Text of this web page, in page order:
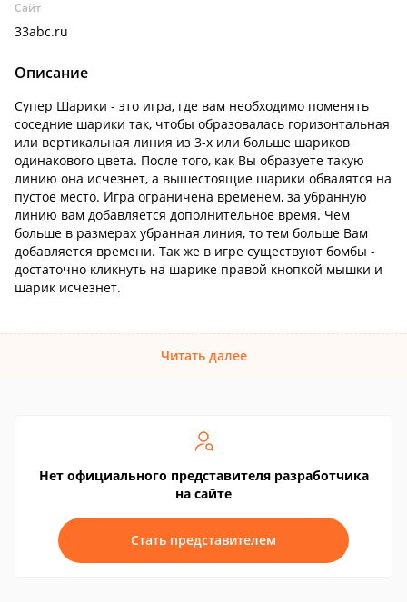
Сайт
33abc.ru
Описание
Супер Шарики - это игра, где вам необходимо поменять
соседние шарики так, чтобы образовалась горизонтальная
или вертикальная линия из 3-х или больше шариков
одинакового цвета. После того, как Вы образуете такую
линию она исчезнет, а вышестоящие шарики обвалятся на
пустое место. Игра ограничена временем, за убранную
линию вам добавляется дополнительное время. Чем
больше в размерах убранная линия, то тем больше Вам
добавляется времени. Так же в игре существуют бомбы -
достаточно кликнуть на шарике правой кнопкой мышки и
шарик исчезнет.
Читать далее
Нет официального представителя разработчика
на сайте
Стать представителем